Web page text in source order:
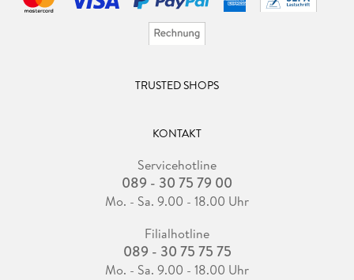
TRUSTED SHOPS
KONTAKT
Servicehotline
089 - 30 75 79 00
Mo. - Sa. 9.00 - 18.00 Uhr
Filialhotline
089 - 30 75 75 75
Mo. - Sa. 9.00 - 18.00 Uhr